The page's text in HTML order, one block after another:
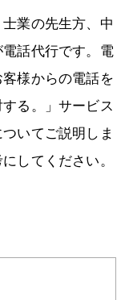
業の先生方、中
話代行です。電
様からの電話を
る。」サービス
いてご説明しま
してください。